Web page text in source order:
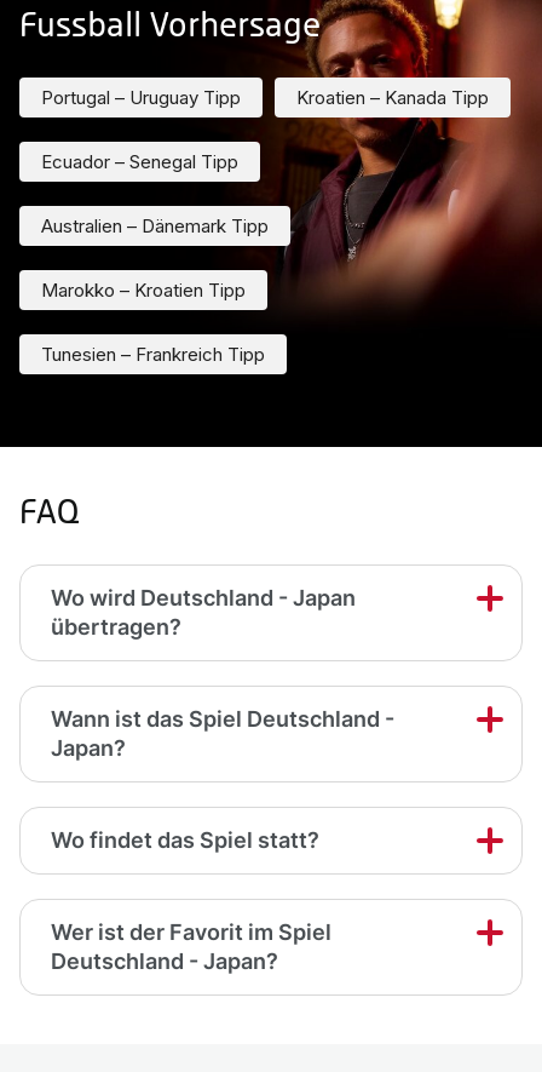
Fussball Vorhersage
Portugal – Uruguay Tipp Kroatien – Kanada Tipp
Ecuador – Senegal Tipp
Australien – Dänemark Tipp
Marokko – Kroatien Tipp
Tunesien – Frankreich Tipp
FAQ
Wo wird Deutschland - Japan
übertragen?
Wann ist das Spiel Deutschland -
Japan?
Wo findet das Spiel statt?
Wer ist der Favorit im Spiel
Deutschland - Japan?